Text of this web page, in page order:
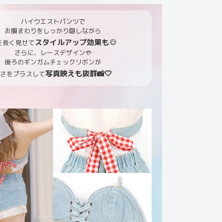
ハイウエストパンツで
お腹まわりをしっかり隠しながら
長く見せてスタイルアップ効果も◎
さらに、レースデザインや
後ろのギンガムチェックリボンが
をプラスして写真映えも抜群📸🤍